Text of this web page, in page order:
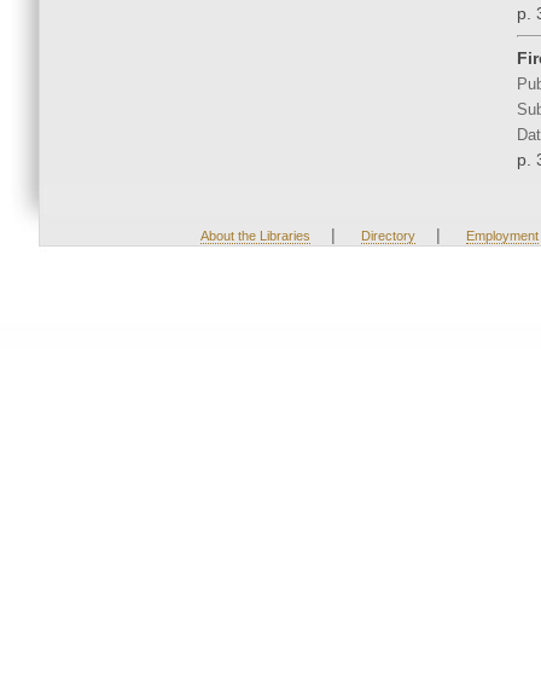
p.
p.
About the Libraries | Directory | Employment